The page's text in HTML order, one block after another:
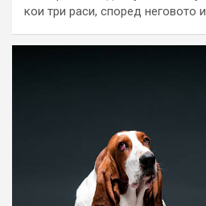
кои три раси, според неговото